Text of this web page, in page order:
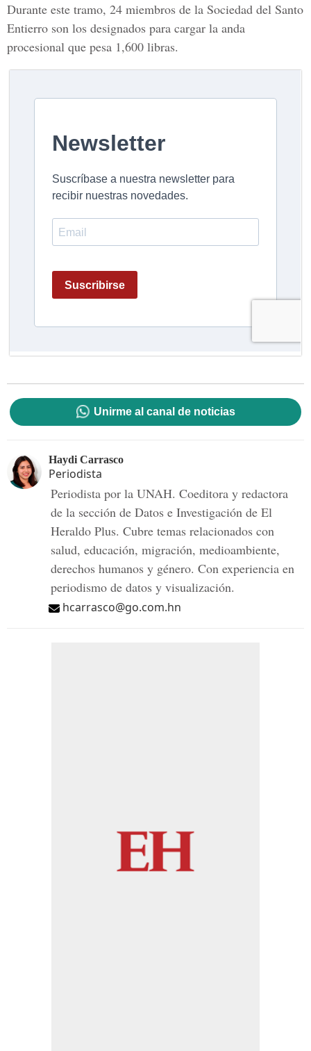
Durante este tramo, 24 miembros de la Sociedad del Santo
Entierro son los designados para cargar la anda
procesional que pesa 1,600 libras.
Unirme al canal de noticias
Haydi Carrasco
Periodista
Periodista por la UNAH. Coeditora y redactora
de la sección de Datos e Investigación de El
Heraldo Plus. Cubre temas relacionados con
salud, educación, migración, medioambiente,
derechos humanos y género. Con experiencia en
periodismo de datos y visualización.
hcarrasco@go.com.hn